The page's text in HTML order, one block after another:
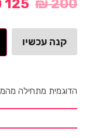
₪200
125
קנה עכשיו
הדוגמית מתחילה